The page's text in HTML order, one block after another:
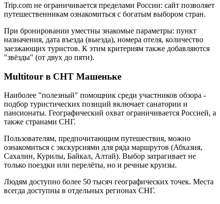
Trip.com не ограничивается пределами России: сайт позволяет
путешественникам ознакомиться с богатым выбором стран.
При бронировании уместны знакомые параметры: пункт
назначения, дата въезда (выезда), номера отеля, количество
заезжающих туристов. К этим критериям также добавляются
"звёзды" (от двух до пяти).
Multitour в СНТ Машеньке
Наиболее "полезный" помощник среди участников обзора -
подбор туристических позиций включает санатории и
пансионаты. Географический охват ограничивается Россией, а
также странами СНГ.
Пользователям, предпочитающим путешествия, можно
ознакомиться с экскурсиями для ряда маршрутов (Абхазия,
Сахалин, Курилы, Байкал, Алтай). Выбор затрагивает не
только поездки или перелёты, но и речные круизы.
Людям доступно более 50 тысяч географических точек. Места
всегда доступны в отдельных регионах СНГ.